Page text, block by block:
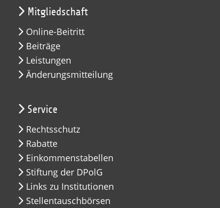
Mitgliedschaft
Online-Beitritt
Beiträge
Leistungen
Änderungsmitteilung
Service
Rechtsschutz
Rabatte
Einkommenstabellen
Stiftung der DPolG
Links zu Institutionen
Stellentauschbörsen